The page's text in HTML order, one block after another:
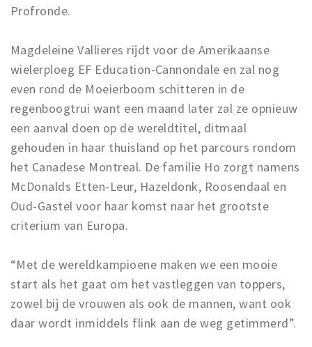
Profronde.
Magdeleine Vallieres rijdt voor de Amerikaanse
wielerploeg EF Education-Cannondale en zal nog
even rond de Moeierboom schitteren in de
regenboogtrui want een maand later zal ze opnieuw
een aanval doen op de wereldtitel, ditmaal
gehouden in haar thuisland op het parcours rondom
het Canadese Montreal. De familie Ho zorgt namens
McDonalds Etten-Leur, Hazeldonk, Roosendaal en
Oud-Gastel voor haar komst naar het grootste
criterium van Europa.
“Met de wereldkampioene maken we een mooie
start als het gaat om het vastleggen van toppers,
zowel bij de vrouwen als ook de mannen, want ook
daar wordt inmiddels flink aan de weg getimmerd”.